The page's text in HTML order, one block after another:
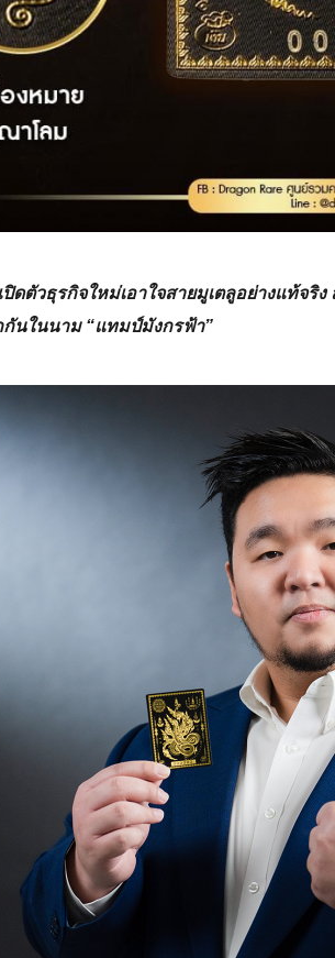
ปิดตัวธุรกิจใหม่เอาใจสายมูเตลูอย่างแท้
กันในนาม “แทมป์มังกรฟ้า”